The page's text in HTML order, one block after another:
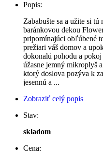
Popis:
Zababušte sa a užite si
baránkovou dekou
pripomínajúci obľúbené
prežiari váš domov a
dokonalú pohodu a
úžasne jemný mikroplyš
ktorý doslova pozýva k
jesennú a ...
Zobraziť celý popis
Stav:
skladom
Cena: